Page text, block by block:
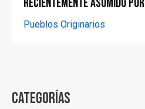
recientemente asumido
Pueblos Originarios
Categorías